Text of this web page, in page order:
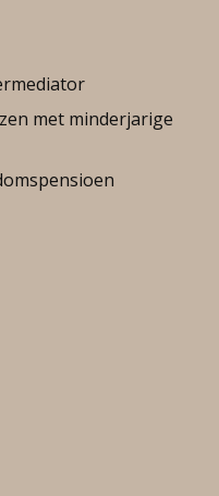
met minderjarige